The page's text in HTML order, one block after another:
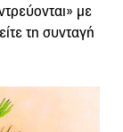
με
τη συνταγή